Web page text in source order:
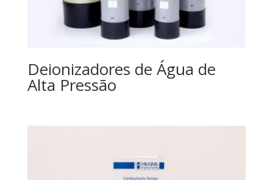
Deionizadores de Água de
Alta Pressão